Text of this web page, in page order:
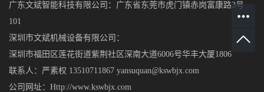
广东文斌智能科技有限公司：广东省东莞市虎门镇赤岗富康路3号
101
深圳市文斌机械设备有限公司：
深圳市福田区莲花街道紫荆社区深南大道6006号华丰大厦1806
联系人：严素权 13510711867 yansuquan@kswbjx.com
公司网址：Http://www.kswbjx.com